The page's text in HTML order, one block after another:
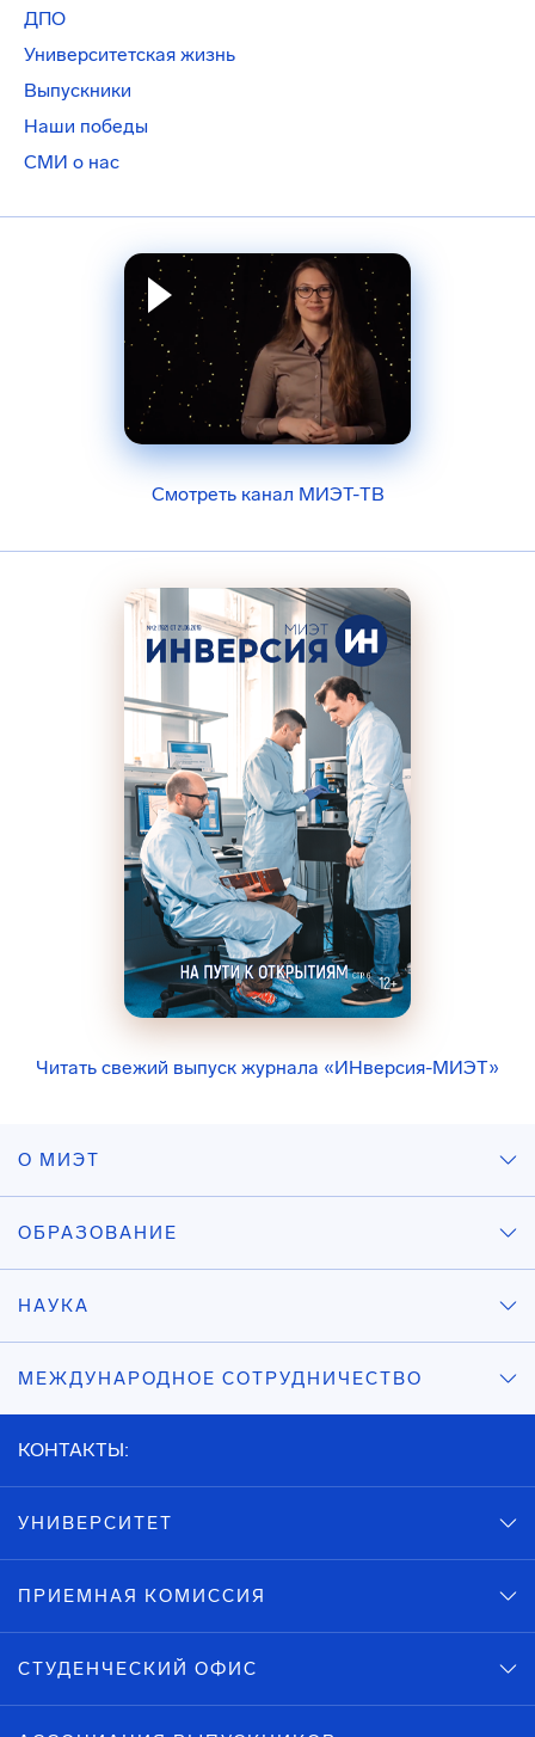
ДПО
Университетская жизнь
Выпускники
Наши победы
СМИ о нас
Смотреть канал МИЭТ-ТВ
Читать свежий выпуск журнала «ИНверсия-МИЭТ»
О МИЭТ
ОБРАЗОВАНИЕ
НАУКА
МЕЖДУНАРОДНОЕ СОТРУДНИЧЕСТВО
КОНТАКТЫ:
УНИВЕРСИТЕТ
ПРИЕМНАЯ КОМИССИЯ
СТУДЕНЧЕСКИЙ ОФИС